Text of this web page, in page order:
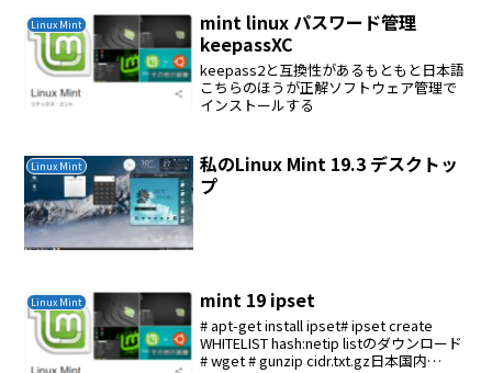
Linux Mint
mint linux パスワード管理
keepassXC
keepass2と互換性があるもともと日本語
こちらのほうが正解ソフトウェア管理で
インストールする
Linux Mint
私のLinux Mint 19.3 デスクトッ
プ
Linux Mint mint 19 ipset
# apt-get install ipset# ipset create
WHITELIST hash:netip listのダウンロード
# wget # gunzip cidr.txt.gz日本国内